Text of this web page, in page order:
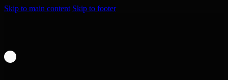
Skip to main content Skip to footer